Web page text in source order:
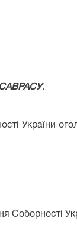
.
України
Соборності